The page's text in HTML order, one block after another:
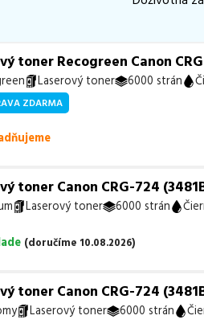
toner Recogreen Canon
Laserový toner 6000 strán
ZDARMA
toner Canon CRG-724
Laserový toner 6000 strán
(doručíme 10.08.2026)
toner Canon CRG-724
Laserový toner 6000 strán